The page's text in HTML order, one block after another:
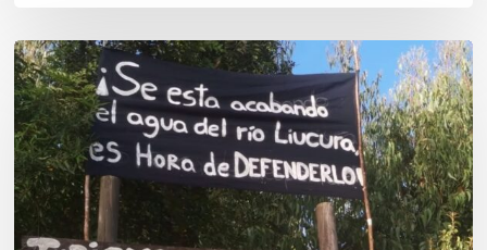
Newen
Leufu
Ligkusra:
«el
Leufu
es